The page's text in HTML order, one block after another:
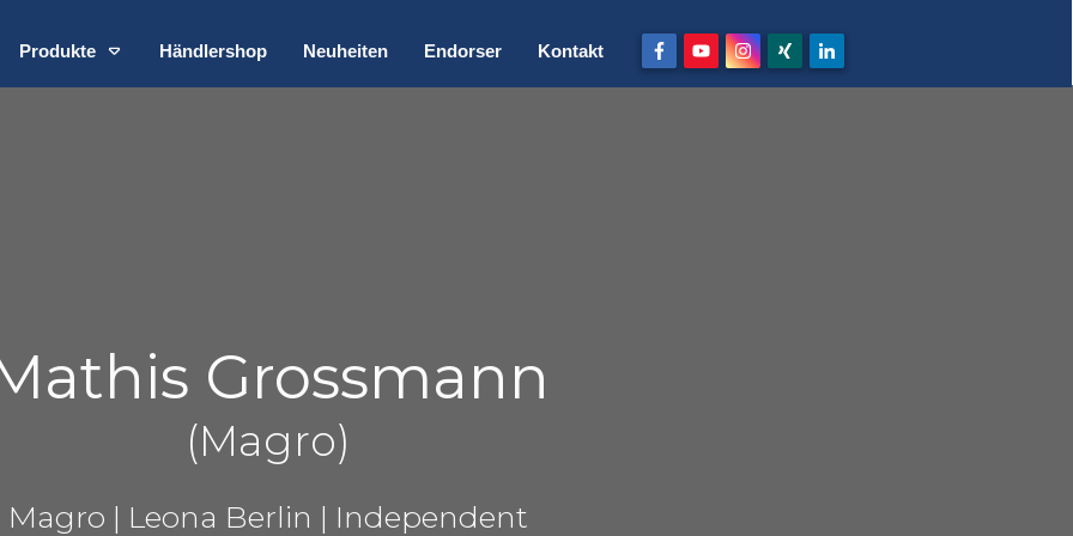
Produkte Händlershop Neuheiten Endorser Kontakt
Grossmann
(Magro)
Magro | Leona Berlin | Independent